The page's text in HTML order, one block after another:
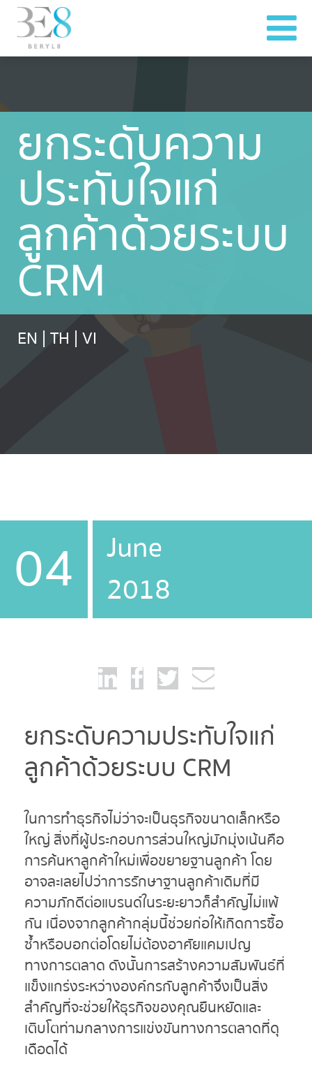
ยกระดับความ
ประทับใจแก่
ลูกค้าด้วยระบบ
CRM
EN | TH | VI
04
June
2018
ยกระดับความประทับใจแก่
ลูกค้าด้วยระบบ CRM
ในการทำธุรกิจไม่ว่าจะเป็นธุรกิจขนาดเล็กหรือ
ใหญ่ สิ่งที่ผู้ประกอบการส่วนใหญ่มักมุ่งเน้นคือ
การค้นหาลูกค้าใหม่เพื่อขยายฐานลูกค้า โดย
อาจละเลยไปว่าการรักษาฐานลูกค้าเดิมที่มี
ความภักดีต่อแบรนด์ในระยะยาวก็สำคัญไม่แพ้
กัน เนื่องจากลูกค้ากลุ่มนี้ช่วยก่อให้เกิดการซื้อ
ซ้ำหรือบอกต่อโดยไม่ต้องอาศัยแคมเปญ
ทางการตลาด ดังนั้นการสร้างความสัมพันธ์ที่
แข็งแกร่งระหว่างองค์กรกับลูกค้าจึงเป็นสิ่ง
สำคัญที่จะช่วยให้ธุรกิจของคุณยืนหยัดและ
เติบโตท่ามกลางการแข่งขันทางการตลาดที่ดุ
เดือดได้